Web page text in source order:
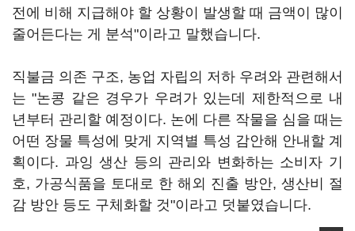
전에 비해 지급해야 할 상황이 발생할 때 금액이 많이
줄어든다는 게 분석"이라고 말했습니다.
직불금 의존 구조, 농업 자립의 저하 우려와 관련해서
는 "논콩 같은 경우가 우려가 있는데 제한적으로 내
년부터 관리할 예정이다. 논에 다른 작물을 심을 때는
어떤 장물 특성에 맞게 지역별 특성 감안해 안내할 계
획이다. 과잉 생산 등의 관리와 변화하는 소비자 기
호, 가공식품을 토대로 한 해외 진출 방안, 생산비 절
감 방안 등도 구체화할 것"이라고 덧붙였습니다.